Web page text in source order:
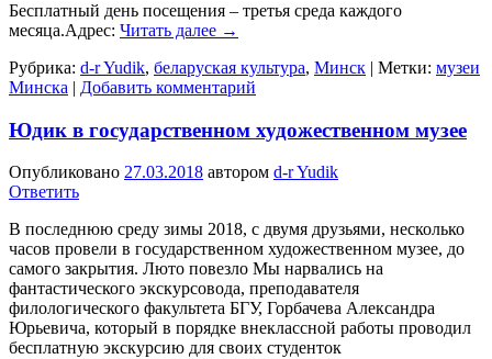
Бесплатный день посещения – третья среда каждого
месяца.Адрес: Читать далее →
Рубрика: d-r Yudik, беларуская культура, Минск | Метки: музеи
Минска | Добавить комментарий
Юдик в государственном художественном музее
Опубликовано 27.03.2018 автором d-r Yudik
Ответить
В последнюю среду зимы 2018, с двумя друзьями, несколько
часов провели в государственном художественном музее, до
самого закрытия. Люто повезло Мы нарвались на
фантастического экскурсовода, преподавателя
филологического факультета БГУ, Горбачева Александра
Юрьевича, который в порядке внеклассной работы проводил
бесплатную экскурсию для своих студенток